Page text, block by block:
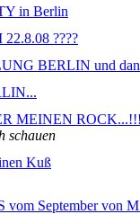
in Berlin
????
BERLIN und
MEINEN
schauen
Kuß
vom September von